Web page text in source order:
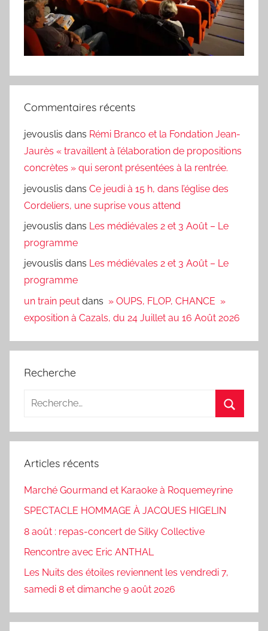
Commentaires récents
jevouslis dans Rémi Branco et la Fondation Jean-
Jaurès « travaillent à l’élaboration de propositions
concrètes » qui seront présentées à la rentrée.
jevouslis dans Ce jeudi à 15 h, dans l’église des
Cordeliers, une suprise vous attend
jevouslis dans Les médiévales 2 et 3 Août – Le
programme
jevouslis dans Les médiévales 2 et 3 Août – Le
programme
un train peut dans » OUPS, FLOP, CHANCE »
exposition à Cazals, du 24 Juillet au 16 Août 2026
Recherche
Recherche
:
Articles récents
Marché Gourmand et Karaoke à Roquemeyrine
SPECTACLE HOMMAGE À JACQUES HIGELIN
8 août : repas-concert de Silky Collective
Rencontre avec Eric ANTHAL
Les Nuits des étoiles reviennent les vendredi 7,
samedi 8 et dimanche 9 août 2026